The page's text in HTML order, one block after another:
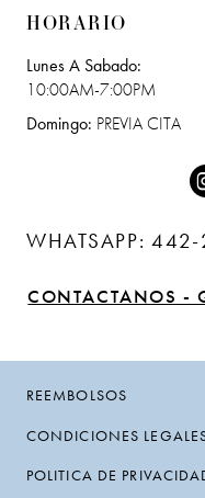
HORARIO
Lunes A Sabado:
10:00AM-7:00PM
Domingo: PREVIA CITA
WHATSAPP:
CONTACTANOS -
REEMBOLSOS
CONDICIONES
POLITICA DE